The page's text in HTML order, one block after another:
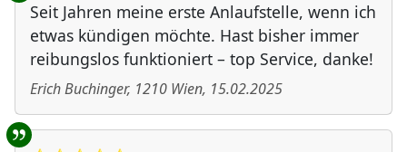
Seit Jahren meine erste Anlaufstelle, wenn ich
etwas kündigen möchte. Hast bisher immer
reibungslos funktioniert – top Service, danke!
Erich Buchinger, 1210 Wien, 15.02.2025